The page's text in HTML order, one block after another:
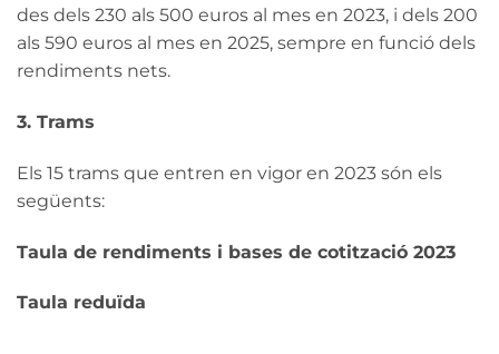
des dels 230 als 500 euros al mes en 2023, i dels 200
als 590 euros al mes en 2025, sempre en funció dels
rendiments nets.
3. Trams
Els 15 trams que entren en vigor en 2023 són els
següents:
Taula de rendiments i bases de cotització 2023
Taula reduïda